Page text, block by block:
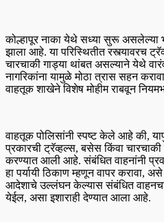
कोल्हापूर नाका येथे सध्या सुरू असलेल्या
झाला आहे. या परिस्थितीत रस्त्यावरच
चारचाकी गाड्या थांबत असल्याने येथे
नागरिकांना यामुळे मोठा त्रास सहन
वाहतूक शाखेने विशेष मोहीम राबवून
वाहतूक पोलिसांनी स्पष्ट केले आहे की,
प्रकारची ट्रॅव्हल्स, बसेस किंवा
करण्यात आली आहे. संबंधित वाहनांनी
हा पर्यायी ठिकाण म्हणून वापर
आदेशाचे उल्लंघन केल्यास संबंधित
येईल, असा इशाराही देण्यात आला आहे.